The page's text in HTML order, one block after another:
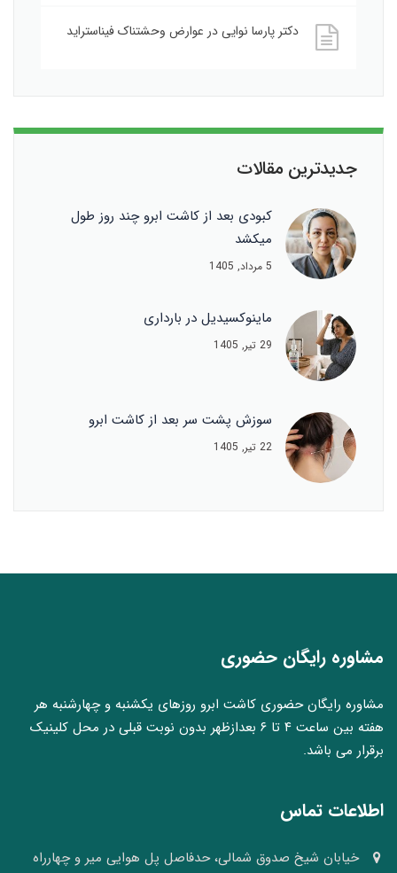
دکتر پارسا نواییدر عوارض وحشتناک فیناستراید
جدیدترین مقالات
کبودی بعد از کاشت ابرو چند روز طول
میکشد
5 مرداد, 1405
ماینوکسیدیل در بارداری
29 تیر, 1405
سوزش پشت سر بعد از کاشت ابرو
22 تیر, 1405
مشاوره رایگان حضوری
مشاوره رایگان حضوری کاشت ابرو روزهای یکشنبه و چهارشنبه هر
هفته بین ساعت ۴ تا ۶ بعدازظهر بدون نوبت قبلی در محل کلینیک
برقرار می باشد.
اطلاعات تماس
خیابان شیخ صدوق شمالی، حدفاصل پل هوایی میر و چهارراه